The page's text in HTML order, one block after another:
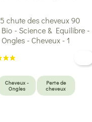
Cheveux -
Ongles
Perte de
cheveux